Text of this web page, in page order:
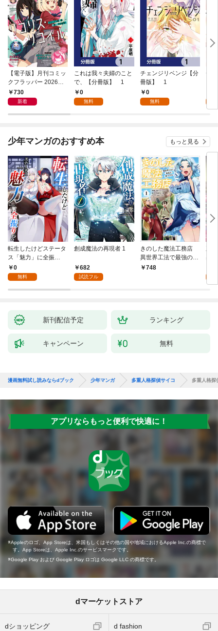
【電子版】月刊コミッ
クフラッパー 2026年9
月号730
新着
これは我々夫婦のこと
で、【分冊版】 1
0
無料
チェンジリベンジ【分
冊版】 1
0
無料
チ
少年マンガのおすすめ本 もっと見る
転生したけどステータ
ス「魅力」に全振
り！？(1)
0
無料
創成魔法の再現者 1
682
試読フル
きのした魔法工務店
異世界工法で最強の家
づくりを（コミック）
748
兆
る
新刊配信予定 ランキング
キャンペーン 無料
漫画無料試し読みならdブック 少年マンガ 多重人格探偵サイコ 多重人格
アプリならもっと便利で快適に！
Appleのロゴ、App Storeは、米国もしくはその他の国や地域におけるApple Inc.の商標で
す。App Storeは、Apple Inc.のサービスマークです。
Google Play および Google Play ロゴは Google LLC の商標です。
dマーケットストア
dショッピング d fashion